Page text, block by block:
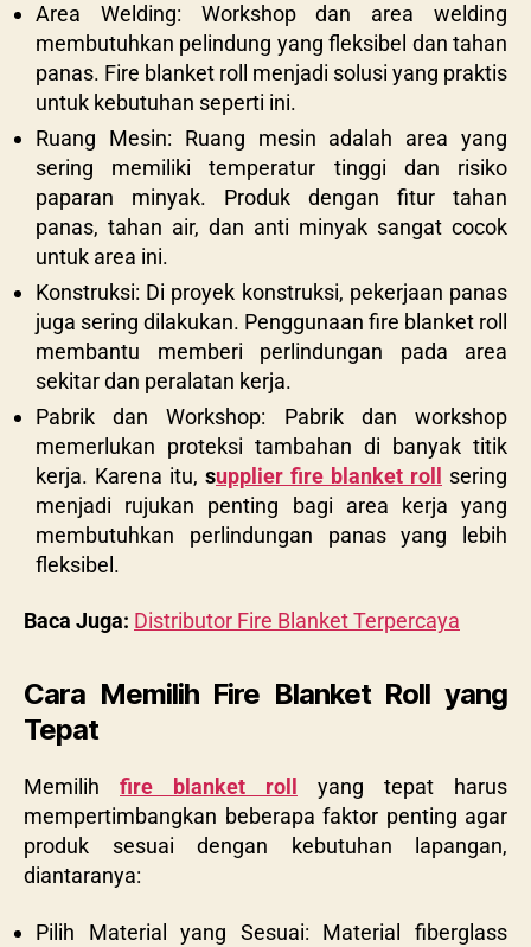
Area Welding: Workshop dan area welding
membutuhkan pelindung yang fleksibel dan tahan
panas. Fire blanket roll menjadi solusi yang praktis
untuk kebutuhan seperti ini.
Ruang Mesin: Ruang mesin adalah area yang
sering memiliki temperatur tinggi dan risiko
paparan minyak. Produk dengan fitur tahan
panas, tahan air, dan anti minyak sangat cocok
untuk area ini.
Konstruksi: Di proyek konstruksi, pekerjaan panas
juga sering dilakukan. Penggunaan fire blanket roll
membantu memberi perlindungan pada area
sekitar dan peralatan kerja.
Pabrik dan Workshop: Pabrik dan workshop
memerlukan proteksi tambahan di banyak titik
kerja. Karena itu, supplier fire blanket roll
sering
menjadi rujukan penting bagi area kerja yang
membutuhkan perlindungan panas yang lebih
fleksibel.
Baca Juga: Distributor Fire Blanket Terpercaya
Cara Memilih Fire Blanket Roll yang
Tepat
Memilih fire blanket roll
yang tepat harus
mempertimbangkan beberapa faktor penting agar
produk sesuai dengan kebutuhan lapangan,
diantaranya:
Pilih Material yang Sesuai: Material fiberglass